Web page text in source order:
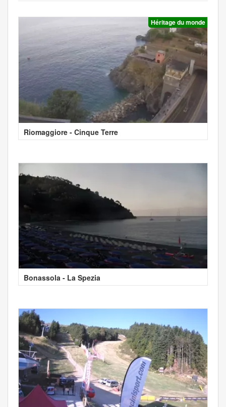
Héritage du monde
Riomaggiore - Cinque Terre
Bonassola - La Spezia